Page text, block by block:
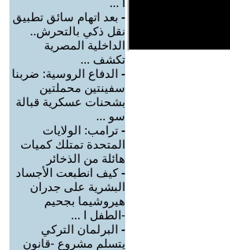
ا ...
- بعد اتهام سائق تطبيق
نقل ذكي بالتحرش..
الداخلية المصرية
تكشف ...
- الدفاع الروسية: ضربنا
سفينتين محملتين
بشحنات عسكرية قبالة
سو ...
- ترامب: الولايات
المتحدة تمتلك كميات
هائلة من الذخائر
-كيف انطبعت الأجساد
البشرية على جدران
هيروشيما بجحيم
-الطفل ا ...
- البرلمان التركي
يتسلم مشروع -قانون